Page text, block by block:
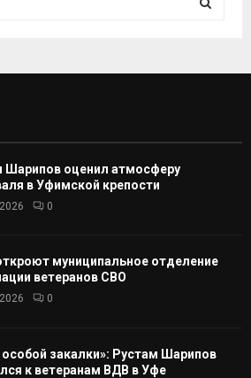
С
А
Шарипов оценил атмосферу
в Уфимской крепости
0
муниципальное отделение
ветеранов СВО
0
закалки»: Рустам Шарипов
к ветеранам ВДВ в Уфе